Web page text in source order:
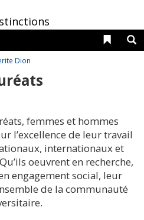
Liens
Dion
femmes et hommes
l’excellence de leur travail
internationaux et
oeuvrent en recherche,
engagement social, leur
de la communauté